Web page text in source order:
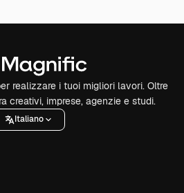
realizzare i tuoi migliori lavori. Oltre
creativi, imprese, agenzie e studi.
Italiano